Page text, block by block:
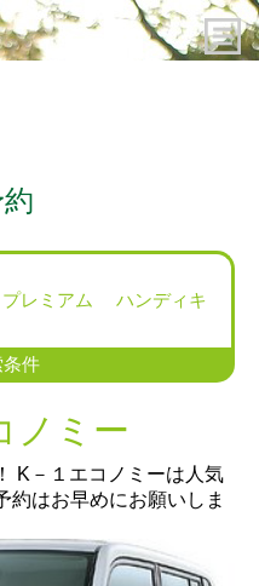
プレミアム
ハンディキ
件
ノミー
K－１エコノミーは人気
約はお早めにお願いしま